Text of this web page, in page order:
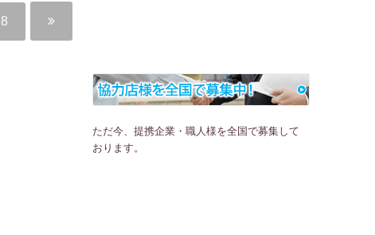
8
ただ今、提携企業・職人様を全国で募集して
おります。